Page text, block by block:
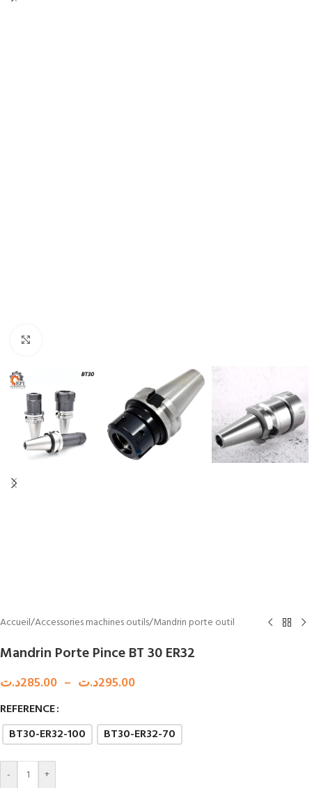
Accueil/Accessories machines outils/Mandrin porte outil
Mandrin Porte Pince BT 30 ER32
285.00د.ت – 295.00د.ت
REFERENCE
BT30-ER32-100
BT30-ER32-70
- +